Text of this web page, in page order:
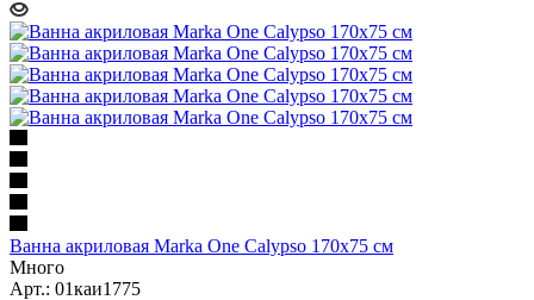
Ванна акриловая Marka One Calypso 170x75 см
Много
Арт.: 01каи1775